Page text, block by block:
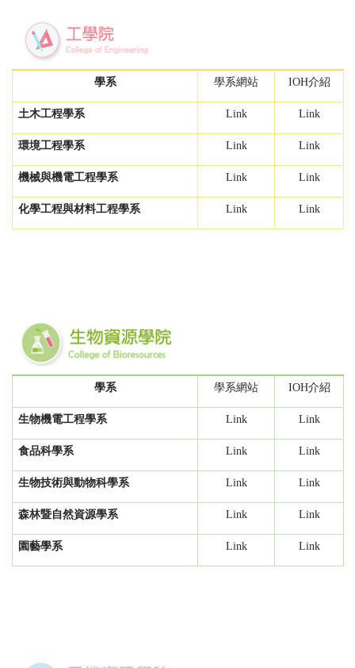
學系 學系網站 IOH介紹
土木工程學系 Link Link
環境工程學系 Link Link
機械與機電工程學系 Link Link
化學工程與材料工程學系 Link Link
學系 學系網站 IOH介紹
生物機電工程學系 Link Link
食品科學系 Link Link
生物技術與動物科學系 Link Link
森林暨自然資源學系 Link Link
園藝學系 Link Link